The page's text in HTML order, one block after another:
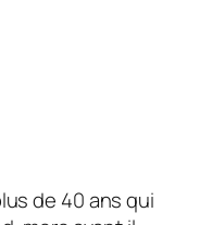
de 40 ans qui